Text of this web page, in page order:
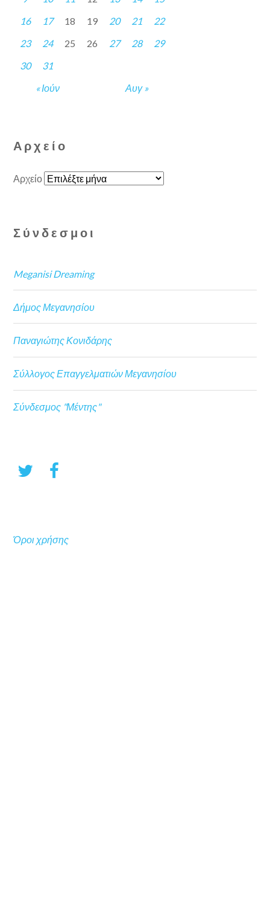
« Ιούν Αυγ »
16
17 18 19 20 21
22
23
24 25 26 27 28
29
30
31
Αρχείο
Αρχείο
Σύνδεσμοι
Meganisi Dreaming
Δήμος Μεγανησίου
Παναγιώτης Κονιδάρης
Σύλλογος Επαγγελματιών Μεγανησίου
Σύνδεσμος "Μέντης"
Όροι χρήσης